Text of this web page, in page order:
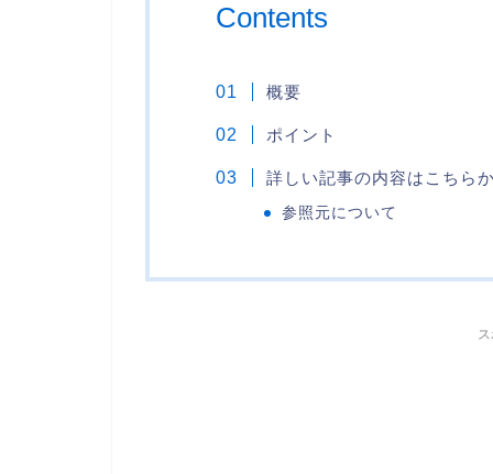
Contents
概要
ポイント
詳しい記事の内容はこちら
参照元について